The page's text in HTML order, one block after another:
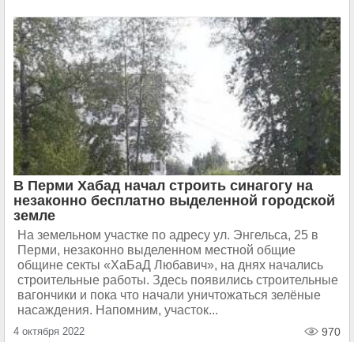
В Перми Хабад начал строить синагогу на
незаконно бесплатно выделенной городской
земле
На земельном участке по адресу ул. Энгельса, 25 в
Перми, незаконно выделенном местной общие
общине секты «ХаБаД Любавич», на днях начались
строительные работы. Здесь появились строительные
вагончики и пока что начали уничтожаться зелёные
насаждения. Напомним, участок...
4 октября 2022 970